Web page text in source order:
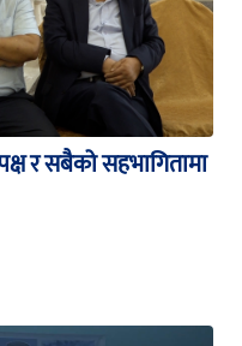
र सबैको सहभागितामा